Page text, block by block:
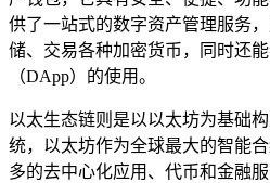
供了一站式的数字资产管理服务
储、交易各种加密货币，同时还
（DApp）的使用。
以太生态链则是以以太坊为基础
统，以太坊作为全球最大的智能
多的去中心化应用、代币和金融